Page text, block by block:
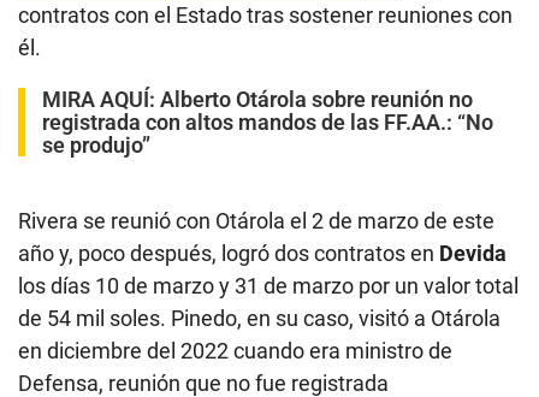
contratos con el Estado tras sostener reuniones con
él.
MIRA AQUÍ: Alberto Otárola sobre reunión no
registrada con altos mandos de las FF.AA.: “No
se produjo”
Rivera se reunió con Otárola el 2 de marzo de este
año y, poco después, logró dos contratos en Devida
los días 10 de marzo y 31 de marzo por un valor total
de 54 mil soles. Pinedo, en su caso, visitó a Otárola
en diciembre del 2022 cuando era ministro de
Defensa, reunión que no fue registrada